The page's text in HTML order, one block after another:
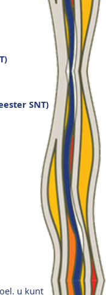
SNT)
u kunt